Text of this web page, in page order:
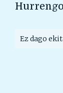
Ez dago